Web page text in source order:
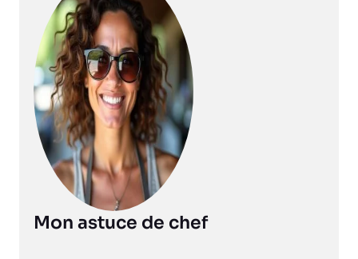
Mon astuce de chef